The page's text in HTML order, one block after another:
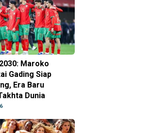
Maroko
Gading Siap
Era Baru
Dunia